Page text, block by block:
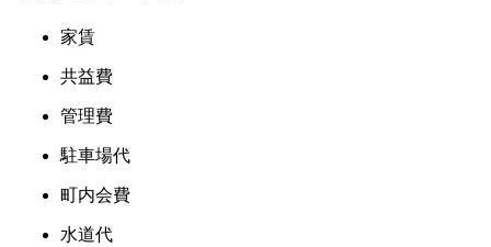
家賃
共益費
管理費
駐車場代
町内会費
水道代